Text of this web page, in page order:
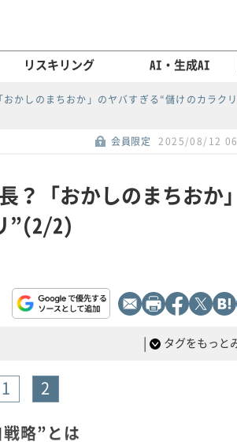
リスキリング AI・生成AI
かしのまちおか」のヤバすぎる“儲けのカラク
会員限定 2025/08/12
「おかしのまちおか」
”(2/2)
| タグをもっと
1
2
略”とは